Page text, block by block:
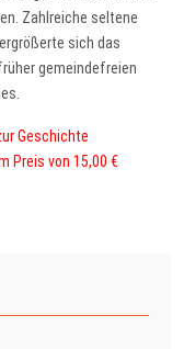
Zahlreiche seltene
sich das
gemeindefreien
Geschichte
Preis von 15,00 €